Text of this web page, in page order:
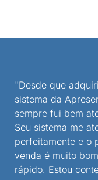
"Desde que
sistema da
sempre fui bem
Seu sistema me
perfeitamente e o
venda é muito
rápido. Estou